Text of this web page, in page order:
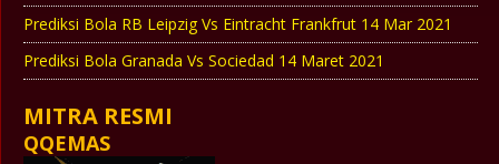
Prediksi Bola RB Leipzig Vs Eintracht Frankfrut 14 Mar 2021
Prediksi Bola Granada Vs Sociedad 14 Maret 2021
MITRA RESMI
QQEMAS